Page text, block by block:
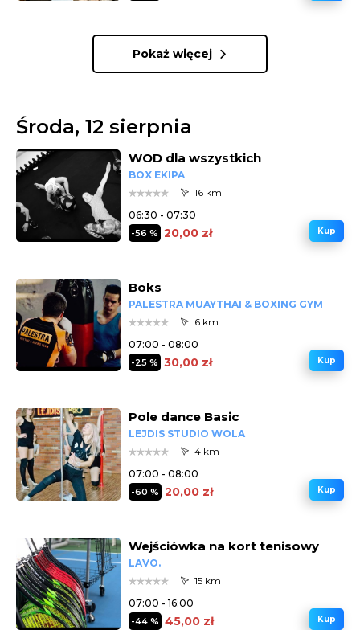
Pokaż więcej
Środa, 12 sierpnia
WOD dla wszystkich
BOX EKIPA
16 km
06:30 - 07:30
-56 % 20,00 zł Kup
Boks
PALESTRA MUAYTHAI & BOXING GYM
6 km
07:00 - 08:00
-25 % 30,00 zł Kup
Pole dance Basic
LEJDIS STUDIO WOLA
4 km
07:00 - 08:00
-60 % 20,00 zł Kup
Wejściówka na kort tenisowy
LAVO.
15 km
07:00 - 16:00
-44 % 45,00 zł Kup